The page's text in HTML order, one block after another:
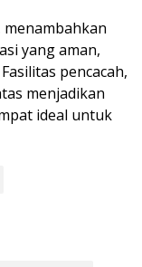
menambahkan
yang aman,
pencacah,
menjadikan
ideal untuk